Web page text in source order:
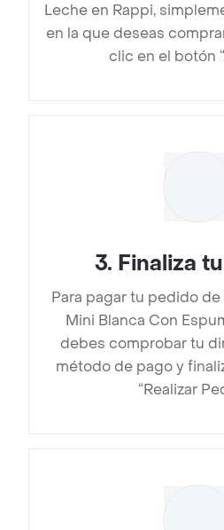
Leche en Rappi,
en la que deseas
clic en el botón
3. Finaliza
Para pagar tu pedido
Mini Blanca Con
debes comprobar tu
método de pago y
“Realizar